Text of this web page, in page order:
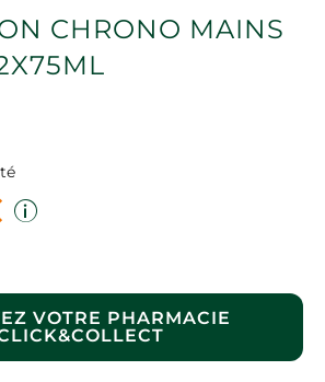
CHRONO MAINS
VOTRE PHARMACIE